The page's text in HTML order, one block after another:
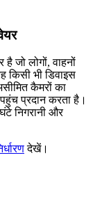
जो लोगों, वाहनों
किसी भी डिवाइस
कैमरों का
प्रदान करता है।
निगरानी और
देखें।